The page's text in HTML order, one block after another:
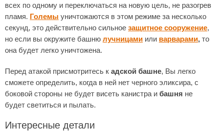
всех по одному и переключаться на новую цель, не разогрев
пламя. Големы уничтожаются в этом режиме за несколько
секунд, это действительно сильное защитное сооружение,
но если вы окружите башню лучницами или варварами, то
она будет легко уничтожена.
Перед атакой присмотритесь к адской башне, Вы легко
сможете определить, когда в ней нет черного эликсира, с
боковой стороны не будет висеть канистра и башня не
будет светиться и пылать.
Интересные детали